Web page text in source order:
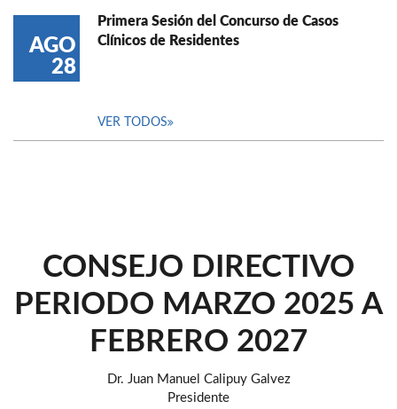
AGO
28
Primera Sesión del Concurso de Casos
Clínicos de Residentes
VER TODOS
CONSEJO DIRECTIVO
PERIODO MARZO 2025 A
FEBRERO 2027
Dr. Juan Manuel Calipuy Galvez
Presidente